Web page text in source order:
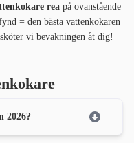
rea på ovanstående
= den bästa vattenkokaren
vi bevakningen åt dig!
2026?